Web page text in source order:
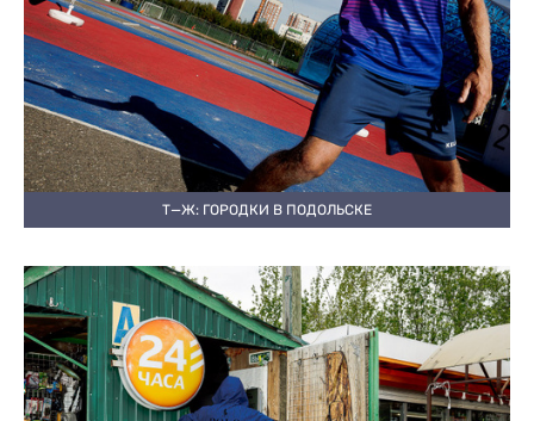
Т—Ж: ГОРОДКИ В ПОДОЛЬСКЕ